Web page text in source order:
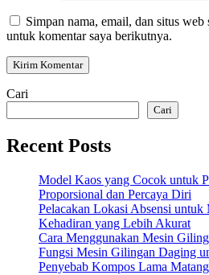
Simpan nama, email, dan situs web
untuk komentar saya berikutnya.
Cari
Cari
Recent Posts
Model Kaos yang Cocok untuk
Proporsional dan Percaya Diri
Pelacakan Lokasi Absensi untuk
Kehadiran yang Lebih Akurat
Cara Menggunakan Mesin
Fungsi Mesin Gilingan Daging
Penyebab Kompos Lama